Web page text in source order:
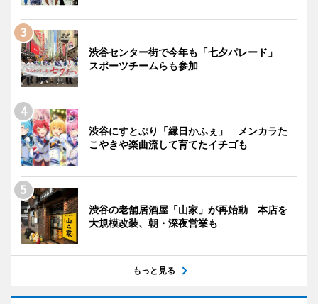
渋谷センター街で今年も「七夕パレード」
スポーツチームらも参加
渋谷にすとぷり「縁日かふぇ」 メンカラた
こやきや楽曲流して育てたイチゴも
渋谷の老舗居酒屋「山家」が再始動 本店を
大規模改装、朝・深夜営業も
もっと見る